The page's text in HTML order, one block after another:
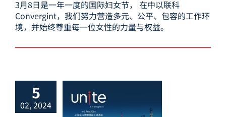
3月8日是一年一度的国际妇女节， 在中以联科
Convergint，我们努力营造多元、公平、包容的工作环
境，并始终尊重每一位女性的力量与权益。
5
02, 2024
回